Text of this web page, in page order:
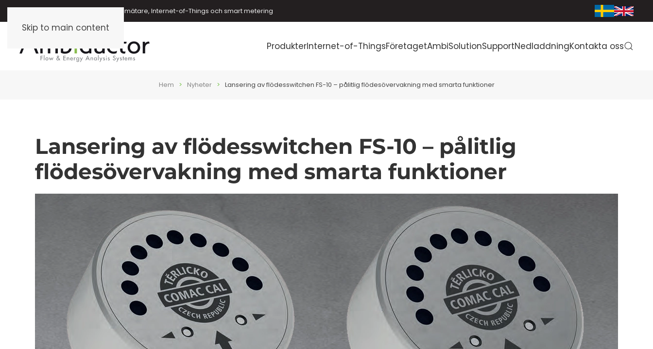
Skip to main content
Energimätare, vattenmätare, oljemätare, Internet-of-Things och smart metering
ProdukterInternet-of-ThingsFöretagetAmbiSolutionSupportNedladdningKontakta oss
Hem Nyheter Lansering av flödesswitchen FS-10 – pålitlig flödesövervakning med smarta funktioner
Lansering av flödesswitchen FS-10 – pålitlig
flödesövervakning med smarta funktioner